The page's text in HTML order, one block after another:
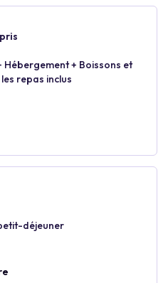
Hébergement + Boissons et
repas inclus
déjeuner